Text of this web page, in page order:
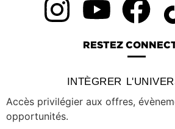
RESTEZ
INTÈGRER
Accès privilégier aux offres,
opportunités.